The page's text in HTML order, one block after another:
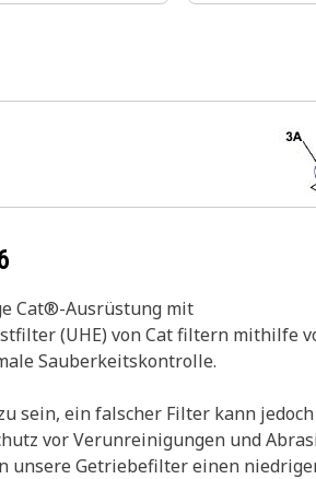
Cat®-Ausrüstung mit
(UHE) von Cat filtern mithilfe
Sauberkeitskontrolle.
sein, ein falscher Filter kann
vor Verunreinigungen und
unsere Getriebefilter einen